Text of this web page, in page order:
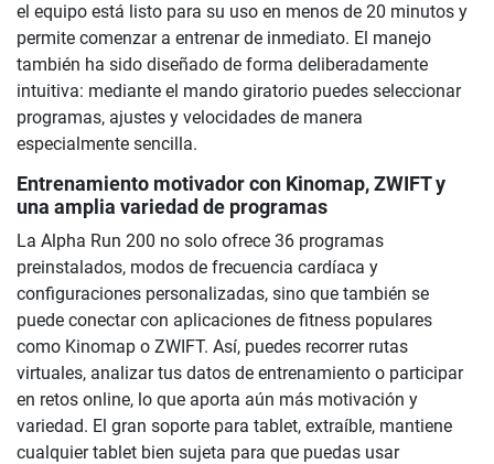
el equipo está listo para su uso en menos de 20 minutos y
permite comenzar a entrenar de inmediato. El manejo
también ha sido diseñado de forma deliberadamente
intuitiva: mediante el mando giratorio puedes seleccionar
programas, ajustes y velocidades de manera
especialmente sencilla.
Entrenamiento motivador con Kinomap, ZWIFT y
una amplia variedad de programas
La Alpha Run 200 no solo ofrece 36 programas
preinstalados, modos de frecuencia cardíaca y
configuraciones personalizadas, sino que también se
puede conectar con aplicaciones de fitness populares
como Kinomap o ZWIFT. Así, puedes recorrer rutas
virtuales, analizar tus datos de entrenamiento o participar
en retos online, lo que aporta aún más motivación y
variedad. El gran soporte para tablet, extraíble, mantiene
cualquier tablet bien sujeta para que puedas usar